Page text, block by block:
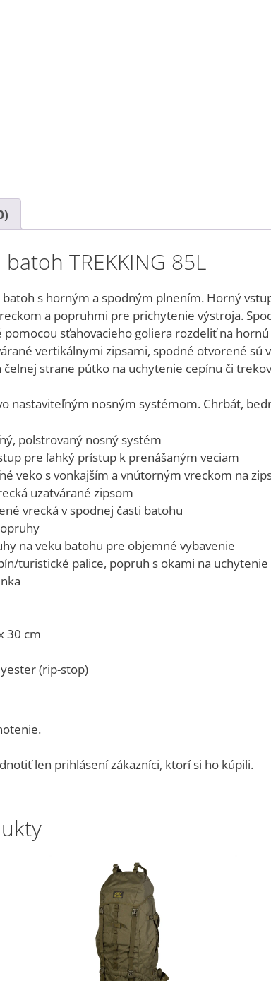
batoh TREKKING 85L
s horným a spodným plnením. Horný
a popruhmi pre prichytenie výstroja.
sťahovacieho goliera rozdeliť na
vertikálnymi zipsami, spodné otvorené
strane pútko na uchytenie cepínu či
nastaviteľným nosným systémom. Chrbát,
polstrovaný nosný systém
pre ľahký prístup k prenášaným veciam
veko s vonkajším a vnútorným vreckom na
uzatvárané zipsom
vrecká v spodnej časti batohu
na veku batohu pre objemné vybavenie
turistické palice, popruh s okami na
30 cm
(rip-stop)
len prihlásení zákazníci, ktorí si ho kúpili.